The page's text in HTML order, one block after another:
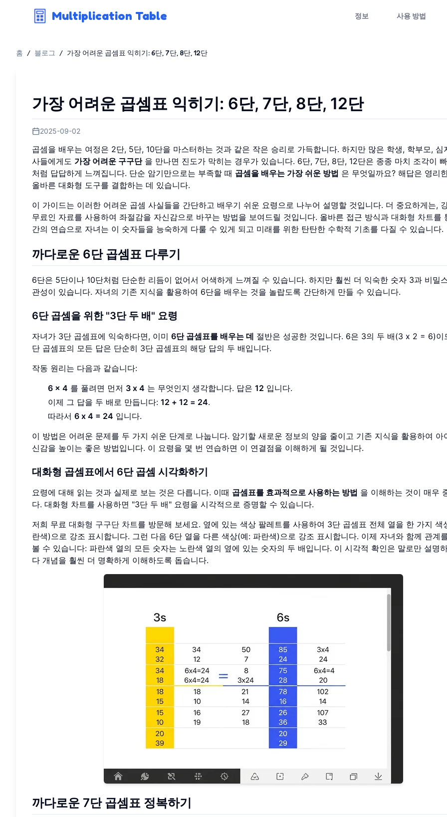
Multiplication Table 정보 사용 방법
홈 / 블로그 / 가장 어려운 곱셈표 익히기: 6단, 7단, 8단, 12단
가장 어려운 곱셈표 익히기: 6단, 7단, 8단, 12단
2025-09-02
곱셈을 배우는 여정은 2단, 5단, 10단을 마스터하는 것과 같은 작은 승리로 가득합니다. 하지만 많은 학생, 학부모, 심
사들에게도 가장 어려운 구구단을 만나면 진도가 막히는 경우가 있습니다. 6단, 7단, 8단, 12단은 종종 마치 조각이
처럼 답답하게 느껴집니다. 단순 암기만으로는 부족할 때 곱셈을 배우는 가장 쉬운 방법 은 무엇일까요? 해답은 영리
올바른 대화형 도구를 결합하는 데 있습니다.
이 가이드는 이러한 어려운 곱셈 사실들을 간단하고 배우기 쉬운 요령으로 나누어 설명할 것입니다. 더 중요하게는,
무료인 자료를 사용하여 좌절감을 자신감으로 바꾸는 방법을 보여드릴 것입니다. 올바른 접근 방식과 대화형 차트를
간의 연습으로 자녀는 이 숫자들을 능숙하게 다룰 수 있게 되고 미래를 위한 탄탄한 수학적 기초를 다질 수 있습니다.
까다로운 6단 곱셈표 다루기
6단은 5단이나 10단처럼 단순한 리듬이 없어서 어색하게 느껴질 수 있습니다. 하지만 훨씬 더 익숙한 숫자 3과 비밀
관성이 있습니다. 자녀의 기존 지식을 활용하여 6단을 배우는 것을 놀랍도록 간단하게 만들 수 있습니다.
6단 곱셈을 위한 "3단 두 배" 요령
자녀가 3단 곱셈표에 익숙하다면, 이미 6단 곱셈표를 배우는 데 절반은 성공한 것입니다. 6은 3의 두 배(3 x 2 = 6)이
단 곱셈표의 모든 답은 단순히 3단 곱셈표의 해당 답의 두 배입니다.
작동 원리는 다음과 같습니다:
6 x 4 를 풀려면 먼저 3 x 4 는 무엇인지 생각합니다. 답은 12 입니다.
이제 그 답을 두 배로 만듭니다: 12 + 12 = 24.
따라서 6 x 4 = 24 입니다.
이 방법은 어려운 문제를 두 가지 쉬운 단계로 나눕니다. 암기할 새로운 정보의 양을 줄이고 기존 지식을 활용하여 아
신감을 높이는 좋은 방법입니다. 이 요령을 몇 번 연습하면 이 연결점을 이해하게 될 것입니다.
대화형 곱셈표에서 6단 곱셈 시각화하기
요령에 대해 읽는 것과 실제로 보는 것은 다릅니다. 이때 곱셈표를 효과적으로 사용하는 방법 을 이해하는 것이 매우
다. 대화형 차트를 사용하면 "3단 두 배" 요령을 시각적으로 증명할 수 있습니다.
저희 무료 대화형 구구단 차트를 방문해 보세요. 옆에 있는 색상 팔레트를 사용하여 3단 곱셈표 전체 열을 한 가지 색
란색)으로 강조 표시합니다. 그런 다음 6단 열을 다른 색상(예: 파란색)으로 강조 표시합니다. 이제 자녀와 함께 관계
볼 수 있습니다: 파란색 열의 모든 숫자는 노란색 열의 옆에 있는 숫자의 두 배입니다. 이 시각적 확인은 말로만 설명
다 개념을 훨씬 더 명확하게 이해하도록 돕습니다.
까다로운 7단 곱셈표 정복하기